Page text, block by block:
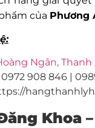
của Phương
Ngân, Thanh
0972 908 846 |
Khoa